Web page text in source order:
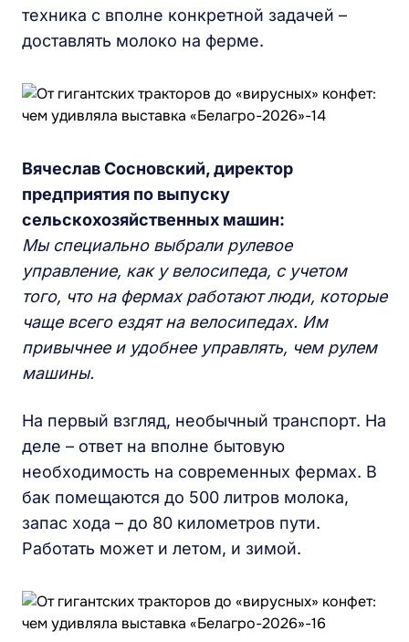
техника с вполне конкретной задачей –
доставлять молоко на ферме.
Вячеслав Сосновский, директор
предприятия по выпуску
сельскохозяйственных машин:
Мы специально выбрали рулевое
управление, как у велосипеда, с учетом
того, что на фермах работают люди, которые
чаще всего ездят на велосипедах. Им
привычнее и удобнее управлять, чем рулем
машины.
На первый взгляд, необычный транспорт. На
деле – ответ на вполне бытовую
необходимость на современных фермах. В
бак помещаются до 500 литров молока,
запас хода – до 80 километров пути.
Работать может и летом, и зимой.